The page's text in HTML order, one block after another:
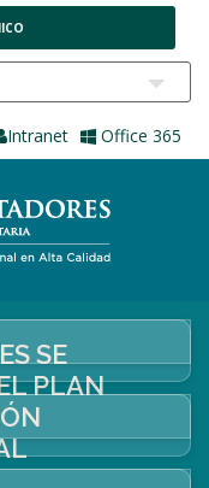
Intranet Office 365
SE
PLAN